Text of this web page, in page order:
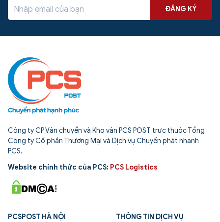
ĐĂNG KÝ
Công ty CP Vận chuyển và Kho vận PCS POST trực thuộc Tổng
Công ty Cổ phần Thương Mại và Dịch vụ Chuyển phát nhanh
PCS.
Website chính thức của PCS: PCS Logistics
PCSPOST HÀ NỘI THÔNG TIN DỊCH VỤ